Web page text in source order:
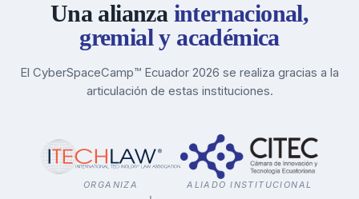
Una alianza internacional,
gremial y académica
El CyberSpaceCamp™ Ecuador 2026 se realiza gracias a la
articulación de estas instituciones.
ORGANIZA ALIADO INSTITUCIONAL